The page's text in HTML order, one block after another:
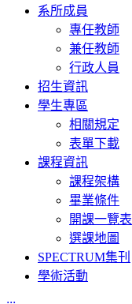
系所成員
專任教師
兼任教師
行政人員
招生資訊
學生專區
相關規定
表單下載
課程資訊
課程架構
畢業條件
開課一覽表
選課地圖
SPECTRUM集刊
學術活動